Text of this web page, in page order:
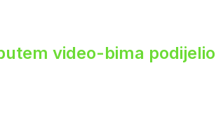
video-bima